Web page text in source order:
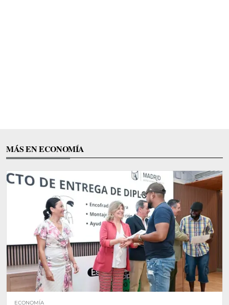
MÁS EN ECONOMÍA
ECONOMÍA